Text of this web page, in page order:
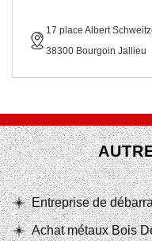
17 place Albert
38300 Bourgoin Jallieu
Entreprise de
Achat métaux Bois